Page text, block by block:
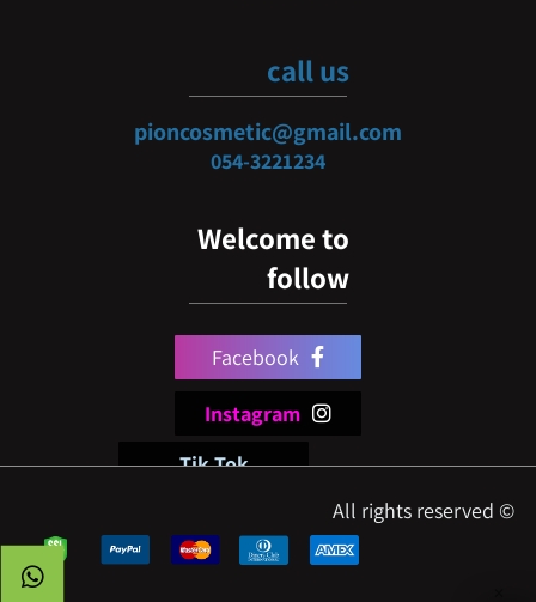
call us
pioncosmetic@gmail.com
054-3221234
Welcome to
follow
Facebook
Instagram
Tik Tok
© All rights reserved